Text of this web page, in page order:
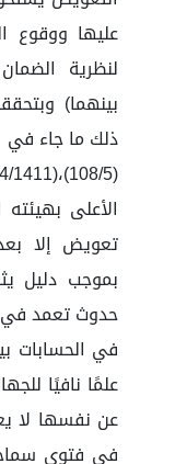
عليها ووقوع
لنظرية
بينهما)
الأعلى
تعويض إلا
بموجب دليل
حدوث تعمد في
في الحسابات
علمًا نافيًا
عن نفسها لا
في فتوى